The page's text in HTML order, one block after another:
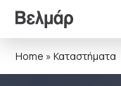
Home » Καταστήματα